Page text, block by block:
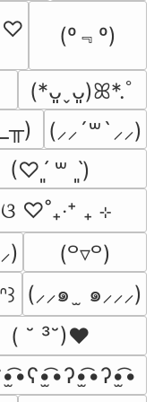
♡ (º﹃º)
(*ᴗ͈ˬᴗ͈)ꕤ*.ﾟ
(⸝⸝´꒳`⸝⸝)
(♡ˊ͈ ꒳ ˋ͈)
♡˚₊‧⁺ ₊ ⊹
(꒪▿꒪)
(⸝⸝๑  ̫ ๑⸝⸝⸝)
( ˘ ³˘)♥